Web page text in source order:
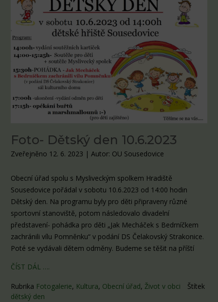
Foto- Dětský den 10.6.2023
Zveřejněno 12. 6. 2023 | Autor: OU Sousedovice
Obecní úřad spolu s Mysliveckým spolkem Hradiště
Sousedovice pořádal v sobotu 10.6.2023 od 14:00 hodin
Dětský den. Na programu byly pro děti připraveny různé
sportovní stanoviště, potom následovalo divadelní
představení- pohádka pro děti „Jak Mecháček s Bedrníčkem
zachránili vílu Pomněnku“ v podání DS Čelakovský Strakonice.
Poté se vydávali dětem odměny. Budeme se těšit na příští
ČÍST DÁL ….
Rubrika Fotogalerie, Kultura, Obecní úřad, Život v obci
Štítek
dětský den